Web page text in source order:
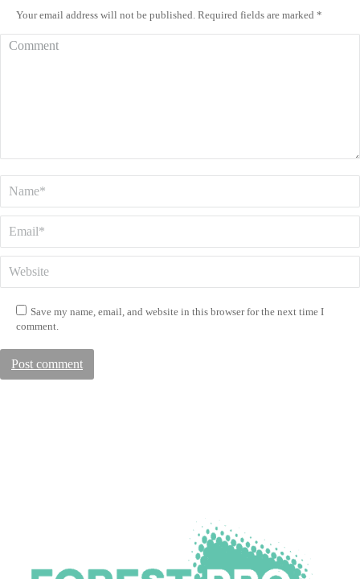
Your email address will not be published. Required fields are marked *
Comment
Save my name, email, and website in this browser for the next time I
comment.
Post comment